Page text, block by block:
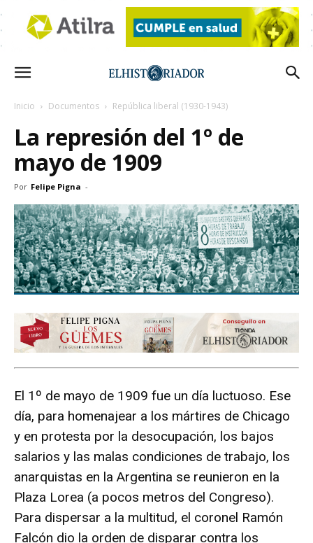
Inicio Documentos República liberal (1930-1943)
La represión del 1º de
mayo de 1909
Por Felipe Pigna -
El 1º de mayo de 1909 fue un día luctuoso. Ese
día, para homenajear a los mártires de Chicago
y en protesta por la desocupación, los bajos
salarios y las malas condiciones de trabajo, los
anarquistas en la Argentina se reunieron en la
Plaza Lorea (a pocos metros del Congreso).
Para dispersar a la multitud, el coronel Ramón
Falcón dio la orden de disparar contra los